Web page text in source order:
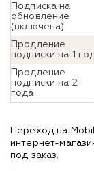
Подписка на
обновление
(включена)
Продление
подписки на 1
Продление
подписки на 2
года
Переход на
интернет-
под заказ.